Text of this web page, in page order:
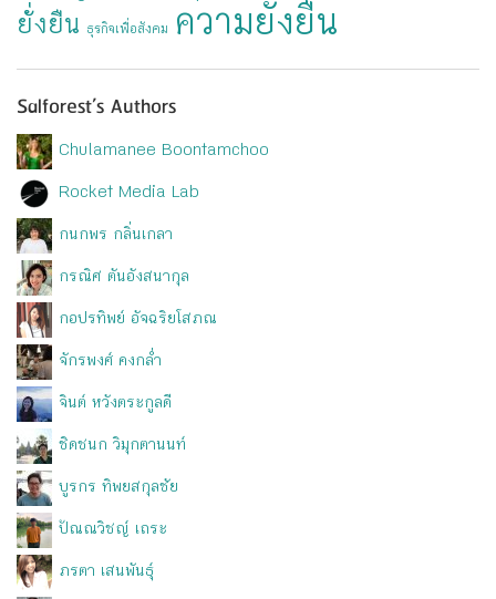
ยั่งยืน
ธุรกิจเพื่อสังคม ความยั่งยืน
Salforest’s Authors
Chulamanee Boontamchoo
Rocket Media Lab
กนกพร กลิ่นเกลา
กรณิศ ตันอังสนากุล
กอปรทิพย์ อัจฉริยโสภณ
จักรพงศ์ คงกล่ำ
จินต์ หวังตระกูลดี
ชิดชนก วิมุกตานนท์
บูรกร ทิพยสกุลชัย
ปัณณวิชญ์ เถระ
ภรตา เสนพันธุ์